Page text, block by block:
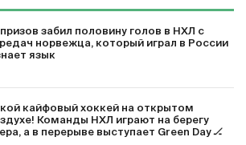
забил половину голов в НХЛ с
норвежца, который играл в России
язык
кайфовый хоккей на открытом
Команды НХЛ играют на берегу
а в перерыве выступает Green Day 🏒